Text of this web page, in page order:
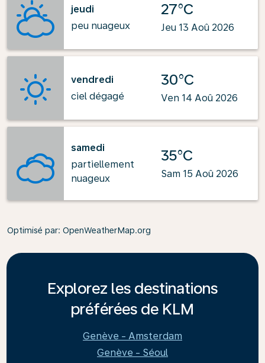
jeudi
peu nuageux
27°C
Jeu 13 Aoû 2026
vendredi
ciel dégagé
30°C
Ven 14 Aoû 2026
samedi
partiellement
nuageux
35°C
Sam 15 Aoû 2026
Optimisé par: OpenWeatherMap.org
Explorez les destinations
préférées de KLM
Genève - Amsterdam
Genève - Séoul